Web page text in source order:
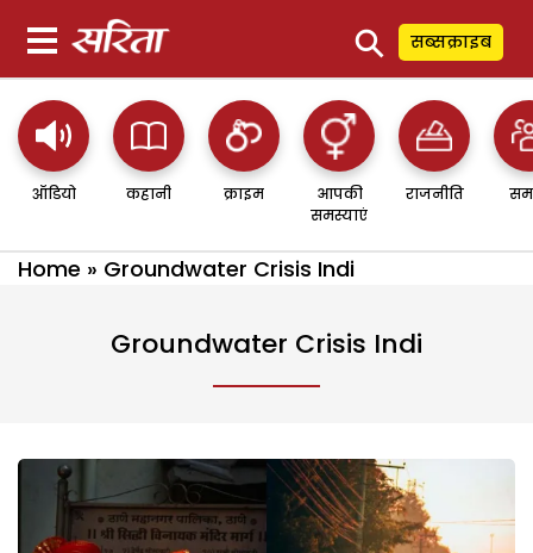
⚲ सब्सक्राइब
ऑडियो कहानी क्राइम
आपकी
समस्याएं
राजनीति
Home » Groundwater Crisis Indi
Groundwater Crisis Indi